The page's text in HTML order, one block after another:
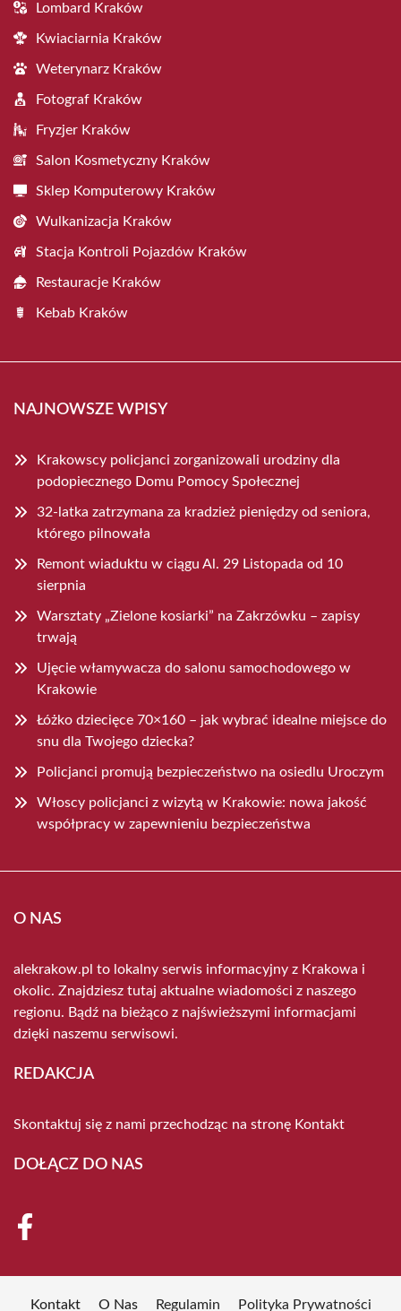
Lombard Kraków
Kwiaciarnia Kraków
Weterynarz Kraków
Fotograf Kraków
Fryzjer Kraków
Salon Kosmetyczny Kraków
Sklep Komputerowy Kraków
Wulkanizacja Kraków
Stacja Kontroli Pojazdów Kraków
Restauracje Kraków
Kebab Kraków
NAJNOWSZE WPISY
Krakowscy policjanci zorganizowali urodziny dla
podopiecznego Domu Pomocy Społecznej
32-latka zatrzymana za kradzież pieniędzy od seniora,
którego pilnowała
Remont wiaduktu w ciągu Al. 29 Listopada od 10
sierpnia
Warsztaty „Zielone kosiarki” na Zakrzówku – zapisy
trwają
Ujęcie włamywacza do salonu samochodowego w
Krakowie
Łóżko dziecięce 70×160 – jak wybrać idealne miejsce do
snu dla Twojego dziecka?
Policjanci promują bezpieczeństwo na osiedlu Uroczym
Włoscy policjanci z wizytą w Krakowie: nowa jakość
współpracy w zapewnieniu bezpieczeństwa
O NAS
alekrakow.pl to lokalny serwis informacyjny z Krakowa i
okolic. Znajdziesz tutaj aktualne wiadomości z naszego
regionu. Bądź na bieżąco z najświeższymi informacjami
dzięki naszemu serwisowi.
REDAKCJA
Skontaktuj się z nami przechodząc na stronę Kontakt
DOŁĄCZ DO NAS
Kontakt O Nas Regulamin Polityka Prywatności